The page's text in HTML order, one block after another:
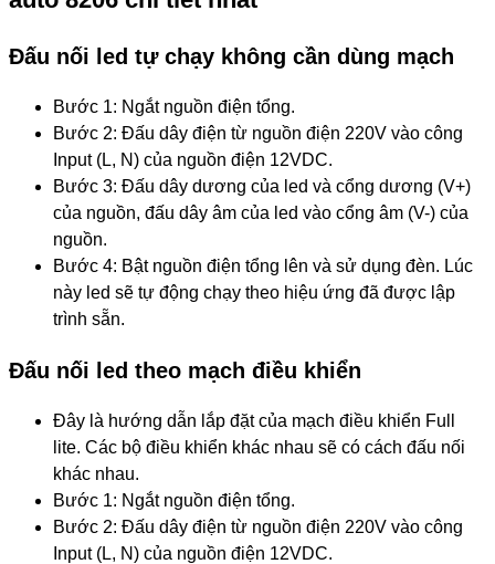
Đấu nối led tự chạy không cần dùng mạch
Bước 1: Ngắt nguồn điện tổng.
Bước 2: Đấu dây điện từ nguồn điện 220V vào công
Input (L, N) của nguồn điện 12VDC.
Bước 3: Đấu dây dương của led và cổng dương (V+)
của nguồn, đấu dây âm của led vào cổng âm (V-) của
nguồn.
Bước 4: Bật nguồn điện tổng lên và sử dụng đèn. Lúc
này led sẽ tự động chạy theo hiệu ứng đã được lập
trình sẵn.
​Đấu nối led theo mạch điều khiển
Đây là hướng dẫn lắp đặt của mạch điều khiển Full
lite. Các bộ điều khiển khác nhau sẽ có cách đấu nối
khác nhau.
Bước 1: Ngắt nguồn điện tổng.
Bước 2: Đấu dây điện từ nguồn điện 220V vào công
Input (L, N) của nguồn điện 12VDC.